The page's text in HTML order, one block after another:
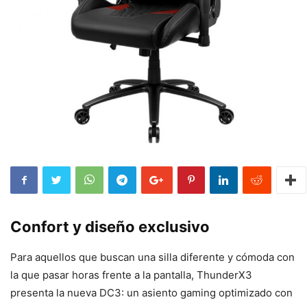
Confort y diseño exclusivo
Para aquellos que buscan una silla diferente y cómoda con
la que pasar horas frente a la pantalla, ThunderX3
presenta la nueva DC3: un asiento gaming optimizado con